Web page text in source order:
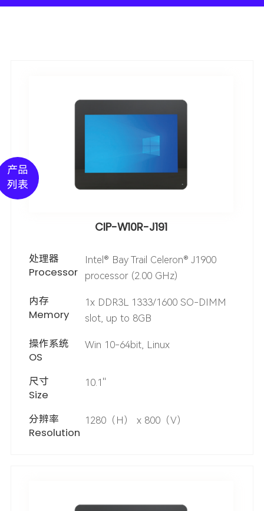
CIP-W10R-J191
处理器
Processor
Intel® Bay Trail Celeron® J1900
processor (2.00 GHz)
内存
Memory
1x DDR3L 1333/1600 SO-DIMM
slot, up to 8GB
操作系统
OS
Win 10-64bit, Linux
尺寸
Size
10.1''
分辨率
Resolution
1280（H） x 800（V）
产品
列表